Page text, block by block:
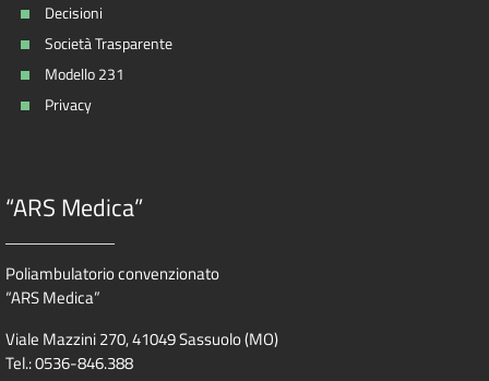
Decisioni
Società Trasparente
Modello 231
Privacy
“ARS Medica”
Poliambulatorio convenzionato
“ARS Medica”
Viale Mazzini 270, 41049 Sassuolo (MO)
Tel.: 0536-846.388